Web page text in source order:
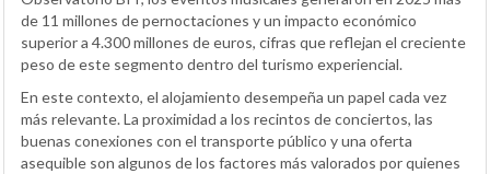
de 11 millones de pernoctaciones y un impacto económico
superior a 4.300 millones de euros, cifras que reflejan el creciente
peso de este segmento dentro del turismo experiencial.
En este contexto, el alojamiento desempeña un papel cada vez
más relevante. La proximidad a los recintos de conciertos, las
buenas conexiones con el transporte público y una oferta
asequible son algunos de los factores más valorados por quienes